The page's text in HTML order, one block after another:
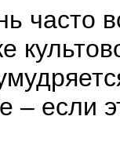
часто
– если